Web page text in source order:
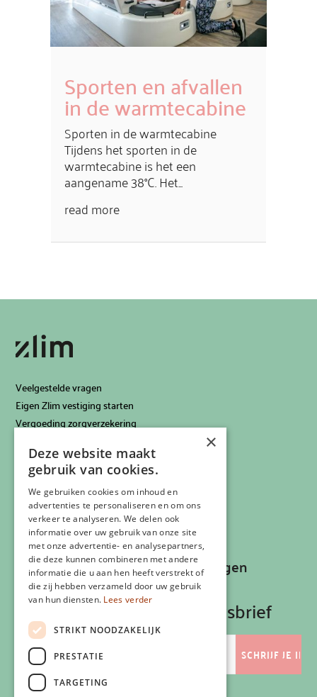
Sporten en afvallen
in de warmtecabine
Sporten in de warmtecabine
Tijdens het sporten in de
warmtecabine is het een
aangename 38°C. Het...
read more
Veelgestelde vragen
Eigen Zlim vestiging starten
Vergoeding zorgverzekering
Privacyverklaring
Cookiebeleid
Klachtenregeling
Algemene voorwaarden
Contactgegevens
Recepten, inspiratie en aanbiedingen
ontvangen?
Schrijf je in op onze nieuwsbrief
mailadres
×
Deze website maakt
gebruik van cookies.
We gebruiken cookies om inhoud en
advertenties te personaliseren en om ons
verkeer te analyseren. We delen ook
informatie over uw gebruik van onze site
met onze advertentie- en analysepartners,
die deze kunnen combineren met andere
informatie die u aan hen heeft verstrekt of
die zij hebben verzameld door uw gebruik
van hun diensten. Lees verder
STRIKT NOODZAKELIJK
PRESTATIE
TARGETING